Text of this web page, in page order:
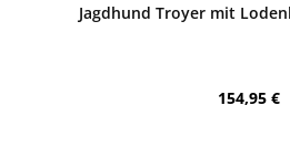
Jagdhund Troyer mit
Regulärer
154,95 €